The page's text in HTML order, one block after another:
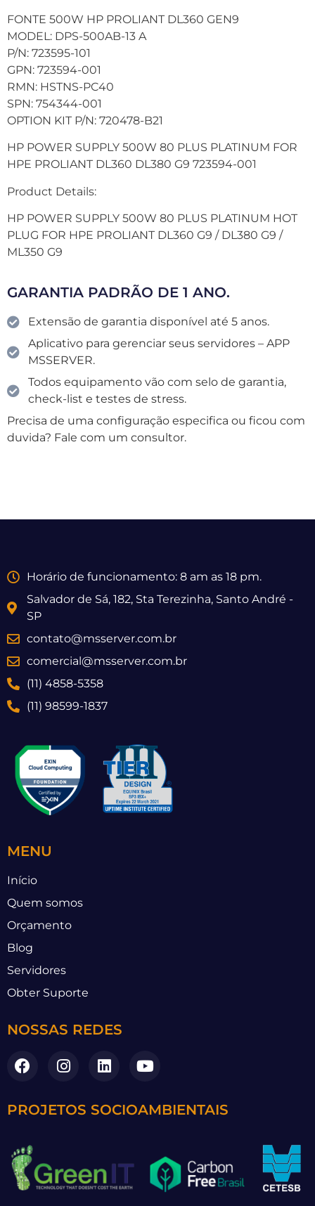
FONTE 500W HP PROLIANT DL360 GEN9
MODEL: DPS-500AB-13 A
P/N: 723595-101
GPN: 723594-001
RMN: HSTNS-PC40
SPN: 754344-001
OPTION KIT P/N: 720478-B21
HP POWER SUPPLY 500W 80 PLUS PLATINUM FOR
HPE PROLIANT DL360 DL380 G9 723594-001
Product Details:
HP POWER SUPPLY 500W 80 PLUS PLATINUM HOT
PLUG FOR HPE PROLIANT DL360 G9 / DL380 G9 /
ML350 G9
GARANTIA PADRÃO DE 1 ANO.
Extensão de garantia disponível até 5 anos.
Aplicativo para gerenciar seus servidores – APP
MSSERVER.
Todos equipamento vão com selo de garantia,
check-list e testes de stress.
Precisa de uma configuração especifica ou ficou com
duvida? Fale com um consultor.
Horário de funcionamento: 8 am as 18 pm.
Salvador de Sá, 182, Sta Terezinha, Santo André -
SP
contato@msserver.com.br
comercial@msserver.com.br
(11) 4858-5358
(11) 98599-1837
MENU
Início
Quem somos
Orçamento
Blog
Servidores
Obter Suporte
NOSSAS REDES
PROJETOS SOCIOAMBIENTAIS